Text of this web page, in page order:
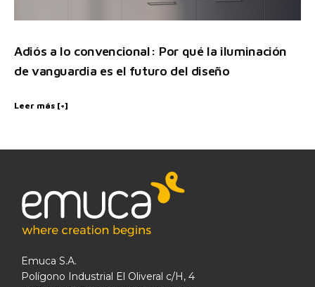
Adiós a lo convencional: Por qué la iluminación
de vanguardia es el futuro del diseño
Leer más [+]
Emuca S.A.
Polígono Industrial El Oliveral c/H, 4